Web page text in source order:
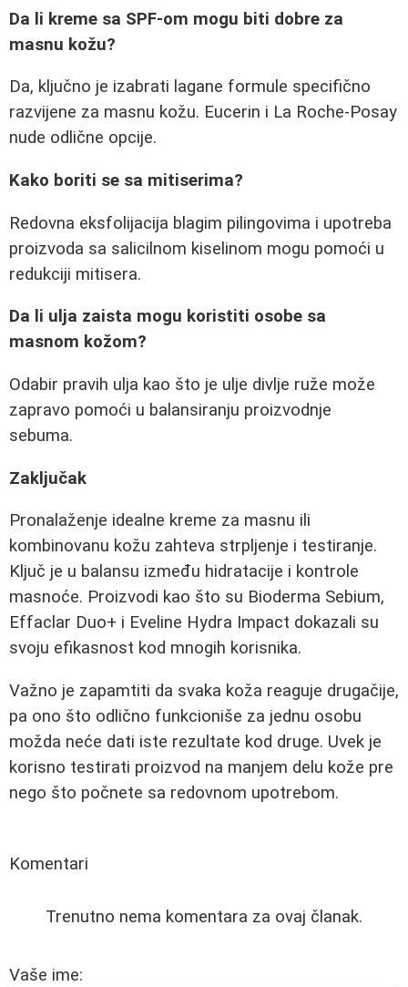
Da li kreme sa SPF-om mogu biti dobre za
masnu kožu?
Da, ključno je izabrati lagane formule specifično
razvijene za masnu kožu. Eucerin i La Roche-Posay
nude odlične opcije.
Kako boriti se sa mitiserima?
Redovna eksfolijacija blagim pilingovima i upotreba
proizvoda sa salicilnom kiselinom mogu pomoći u
redukciji mitisera.
Da li ulja zaista mogu koristiti osobe sa
masnom kožom?
Odabir pravih ulja kao što je ulje divlje ruže može
zapravo pomoći u balansiranju proizvodnje
sebuma.
Zaključak
Pronalaženje idealne kreme za masnu ili
kombinovanu kožu zahteva strpljenje i testiranje.
Ključ je u balansu između hidratacije i kontrole
masnoće. Proizvodi kao što su Bioderma Sebium,
Effaclar Duo+ i Eveline Hydra Impact dokazali su
svoju efikasnost kod mnogih korisnika.
Važno je zapamtiti da svaka koža reaguje drugačije,
pa ono što odlično funkcioniše za jednu osobu
možda neće dati iste rezultate kod druge. Uvek je
korisno testirati proizvod na manjem delu kože pre
nego što počnete sa redovnom upotrebom.
Komentari
Trenutno nema komentara za ovaj članak.
Vaše ime: